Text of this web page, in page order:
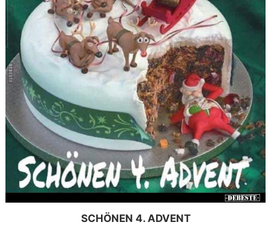
SCHÖNEN 4. ADVENT